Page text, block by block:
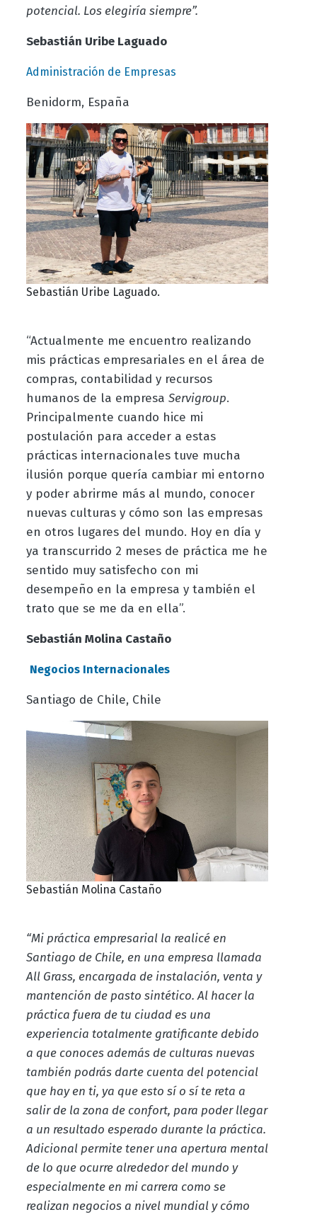
potencial. Los elegiría siempre”.
Sebastián Uribe Laguado
Administración de Empresas
Benidorm, España
Sebastián Uribe Laguado.
“Actualmente me encuentro realizando
mis prácticas empresariales en el área de
compras, contabilidad y recursos
humanos de la empresa Servigroup.
Principalmente cuando hice mi
postulación para acceder a estas
prácticas internacionales tuve mucha
ilusión porque quería cambiar mi entorno
y poder abrirme más al mundo, conocer
nuevas culturas y cómo son las empresas
en otros lugares del mundo. Hoy en día y
ya transcurrido 2 meses de práctica me he
sentido muy satisfecho con mi
desempeño en la empresa y también el
trato que se me da en ella”.
Sebastián Molina Castaño
Negocios Internacionales
Santiago de Chile, Chile
Sebastián Molina Castaño
“Mi práctica empresarial la realicé en
Santiago de Chile, en una empresa llamada
All Grass, encargada de instalación, venta y
mantención de pasto sintético. Al hacer la
práctica fuera de tu ciudad es una
experiencia totalmente gratificante debido
a que conoces además de culturas nuevas
también podrás darte cuenta del potencial
que hay en ti, ya que esto sí o sí te reta a
salir de la zona de confort, para poder llegar
a un resultado esperado durante la práctica.
Adicional permite tener una apertura mental
de lo que ocurre alrededor del mundo y
especialmente en mi carrera como se
realizan negocios a nivel mundial y cómo